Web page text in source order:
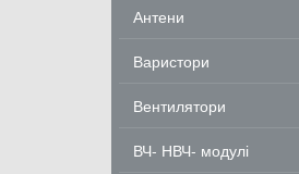
Антени
Варистори
Вентилятори
ВЧ- НВЧ- модулі